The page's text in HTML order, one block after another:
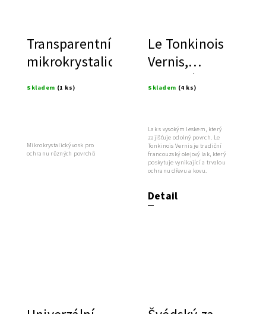
Transparentní
mikrokrystalický
Skladem (1 ks)
Mikrokrystalický vosk pro
ochranu různých povrchů
Le Tonkinois
Vernis,
tradiční
Skladem (4 ks)
Detail
Lak s vysokým leskem, který
zajišťuje odolný povrch. Le
Tonkinois Vernis je tradiční
francouzský olejový lak, který
poskytuje vynikající a trvalou
ochranu dřevu a kovu.